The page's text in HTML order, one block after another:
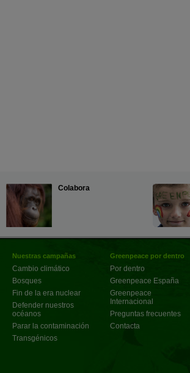
Colabora
Nuestras campañas
Cambio climático
Bosques
Fin de la era nuclear
Defender nuestros
océanos
Parar la contaminación
Transgénicos
Greenpeace por dentro
Por dentro
Greenpeace España
Greenpeace
Internacional
Preguntas frecuentes
Contacta